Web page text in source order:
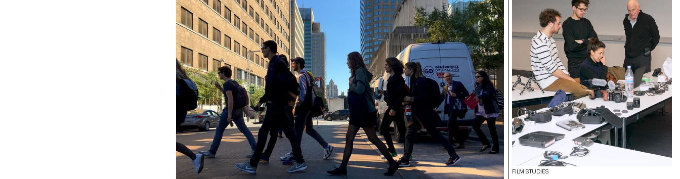
FILM STUDIES